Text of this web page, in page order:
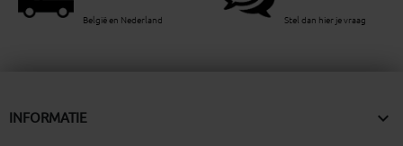
België en Nederland Stel dan hier je vraag
INFORMATIE 